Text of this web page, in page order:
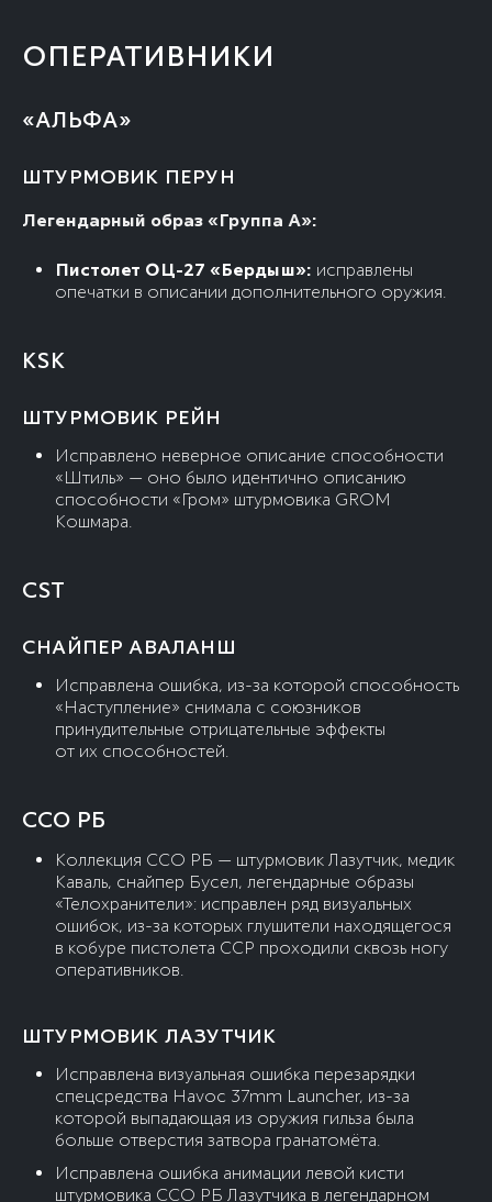
ОПЕРАТИВНИКИ
«АЛЬФА»
ШТУРМОВИК ПЕРУН
Легендарный образ «Группа А»:
Пистолет ОЦ-27 «Бердыш»: исправлены
опечатки в описании дополнительного оружия.
KSK
ШТУРМОВИК РЕЙН
Исправлено неверное описание способности
«Штиль» — оно было идентично описанию
способности «Гром» штурмовика GROM
Кошмара.
CST
СНАЙПЕР АВАЛАНШ
Исправлена ошибка, из-за которой способность
«Наступление» снимала с союзников
принудительные отрицательные эффекты
от их способностей.
ССО РБ
Коллекция ССО РБ — штурмовик Лазутчик, медик
Каваль, снайпер Бусел, легендарные образы
«Телохранители»: исправлен ряд визуальных
ошибок, из-за которых глушители находящегося
в кобуре пистолета CCP проходили сквозь ногу
оперативников.
ШТУРМОВИК ЛАЗУТЧИК
Исправлена визуальная ошибка перезарядки
спецсредства Havoc 37mm Launcher, из-за
которой выпадающая из оружия гильза была
больше отверстия затвора гранатомёта.
Исправлена ошибка анимации левой кисти
штурмовика ССО РБ Лазутчика в легендарном